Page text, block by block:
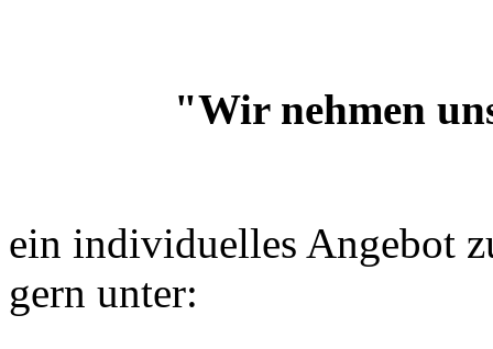
"Wir nehmen uns
ein individuelles Angebot
gern unter: